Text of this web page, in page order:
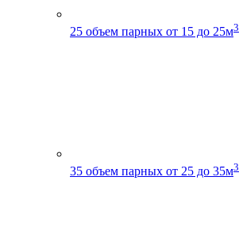
25 объем парных от 15 до 25м3
35 объем парных от 25 до 35м3